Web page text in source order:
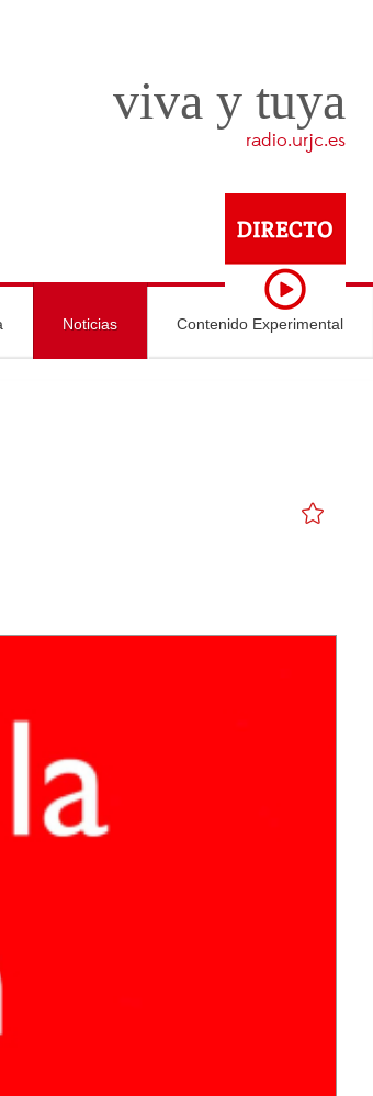
viva y tuya
radio.urjc.es
Noticias Contenido Experimental